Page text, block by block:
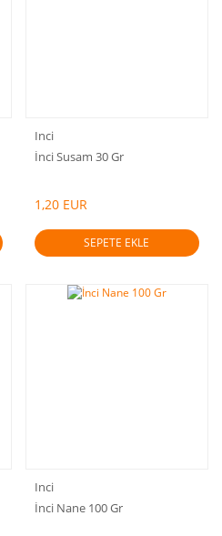
Inci
İnci Susam 30 Gr
1,20 EUR
SEPETE EKLE
Inci
İnci Nane 100 Gr